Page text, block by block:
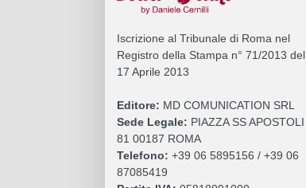
Iscrizione al Tribunale di Roma nel
Registro della Stampa n° 71/2013 del
17 Aprile 2013
Editore: MD COMUNICATION SRL
Sede Legale: PIAZZA SS APOSTOLI
81 00187 ROMA
Telefono: +39 06 5895156 / +39 06
87085419